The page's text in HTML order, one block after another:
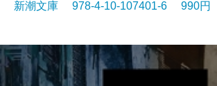
新潮文庫 978-4-10-107401-6 990円